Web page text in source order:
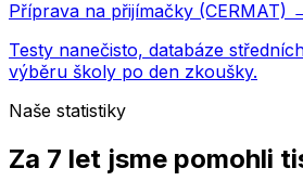
Příprava na přijímačky (CERMAT)
Testy nanečisto, databáze
výběru školy po den zkoušky.
Naše statistiky
Za 7 let jsme pomohli